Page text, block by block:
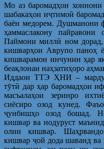
Мо аз баромадҳои
шабакаҳои иҷтимоӣ
баён медорем. Душманони
ҳаммаслакону
Паймони миллӣ ном дорад,
кишварҳои Аврупо паноҳ
кишварамон инчунин ҳар
беақлонаи наҳзатиҳоро
Иддаои ТТЭ ҲНИ –
тӯтӣ дар ҳар баромадҳои
масъалаҳои зеринро
сиёсиро озод кунед.
ҷунбишҳо озод бошад.
кишвар ва нодуруст
олии кишвар.
кишвар ҷой дода шаванд